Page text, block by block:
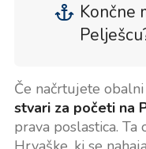
Končne
Če načrtujete
stvari za početi na
prava poslastica.